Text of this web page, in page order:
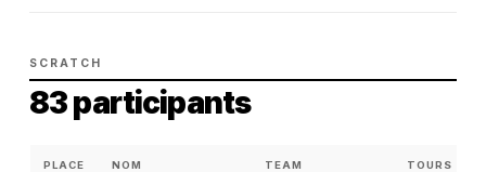
SCRATCH
83 participants
PLACE NOM TEAM TOURS